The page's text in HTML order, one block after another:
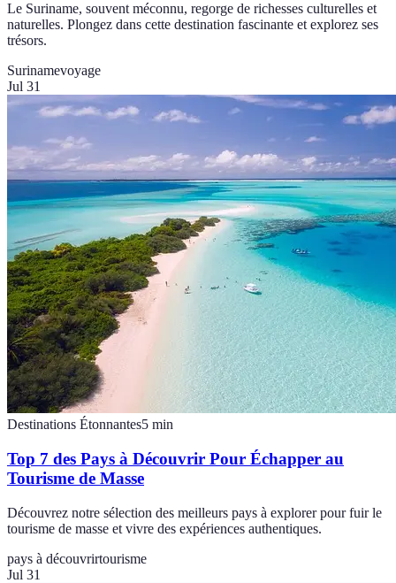
Le Suriname, souvent méconnu, regorge de richesses culturelles et
naturelles. Plongez dans cette destination fascinante et explorez ses
trésors.
Surinamevoyage
Jul 31
Destinations Étonnantes5 min
Top 7 des Pays à Découvrir Pour Échapper au
Tourisme de Masse
Découvrez notre sélection des meilleurs pays à explorer pour fuir le
tourisme de masse et vivre des expériences authentiques.
pays à découvrirtourisme
Jul 31